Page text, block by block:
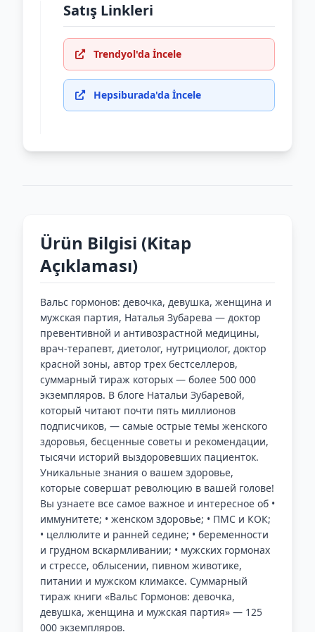
Satış Linkleri
Trendyol'da İncele
Hepsiburada'da İncele
Ürün Bilgisi (Kitap
Açıklaması)
Вальс гормонов: девочка, девушка, женщина и
мужская партия, Наталья Зубарева — доктор
превентивной и антивозрастной медицины,
врач-терапевт, диетолог, нутрициолог, доктор
красной зоны, автор трех бестселлеров,
суммарный тираж которых — более 500 000
экземпляров. В блоге Натальи Зубаревой,
который читают почти пять миллионов
подписчиков, — самые острые темы женского
здоровья, бесценные советы и рекомендации,
тысячи историй выздоровевших пациенток.
Уникальные знания о вашем здоровье,
которые совершат революцию в вашей голове!
Вы узнаете все самое важное и интересное об •
иммунитете; • женском здоровье; • ПМС и КОК;
• целлюлите и ранней седине; • беременности
и грудном вскармливании; • мужских гормонах
и стрессе, облысении, пивном животике,
питании и мужском климаксе. Суммарный
тираж книги «Вальс Гормонов: девочка,
девушка, женщина и мужская партия» — 125
000 экземпляров.